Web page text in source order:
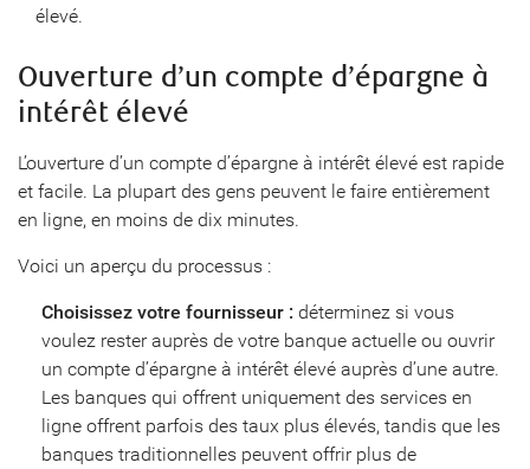
élevé.
Ouverture d’un compte d’épargne à
intérêt élevé
L’ouverture d’un compte d’épargne à intérêt élevé est rapide
et facile. La plupart des gens peuvent le faire entièrement
en ligne, en moins de dix minutes.
Voici un aperçu du processus :
Choisissez votre fournisseur : déterminez si vous
voulez rester auprès de votre banque actuelle ou ouvrir
un compte d’épargne à intérêt élevé auprès d’une autre.
Les banques qui offrent uniquement des services en
ligne offrent parfois des taux plus élevés, tandis que les
banques traditionnelles peuvent offrir plus de